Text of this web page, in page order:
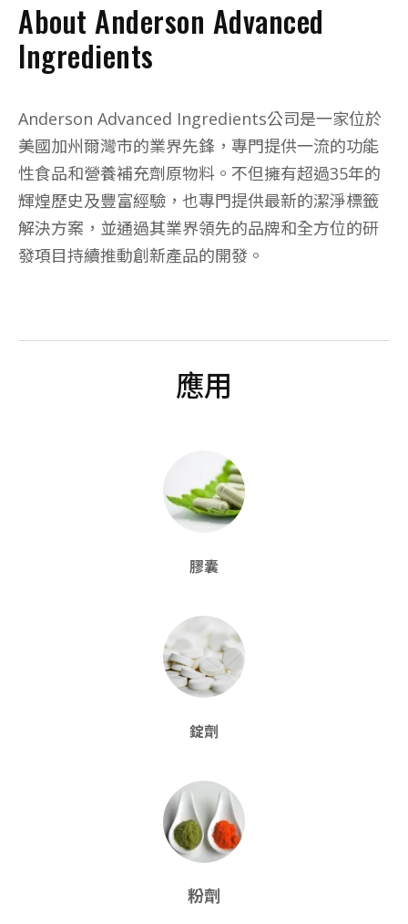
About Anderson Advanced
Ingredients
Anderson Advanced Ingredients公司是一家位於
美國加州爾灣市的業界先鋒，專門提供一流的功能
性食品和營養補充劑原物料。不但擁有超過35年的
輝煌歷史及豐富經驗，也專門提供最新的潔淨標籤
解決方案，並通過其業界領先的品牌和全方位的研
發項目持續推動創新產品的開發。
應用
膠囊
錠劑
粉劑